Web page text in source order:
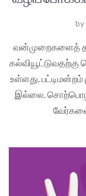
by
வன்முறைகளைத்
கல்வியூட்டுவதற்கு
உள்ளது.
இல்லை.